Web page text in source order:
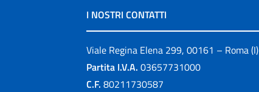
I NOSTRI CONTATTI
Viale Regina Elena 299, 00161 – Roma (I)
Partita I.V.A. 03657731000
C.F. 80211730587